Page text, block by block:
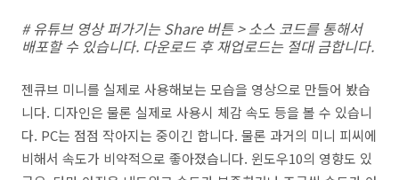
# 유튜브 영상 퍼가기는 Share 버튼 > 소스 코드를 통해서
배포할 수 있습니다. 다운로드 후 재업로드는 절대 금합니다.
젠큐브 미니를 실제로 사용해보는 모습을 영상으로 만들어 봤습
니다. 디자인은 물론 실제로 사용시 체감 속도 등을 볼 수 있습니
다. PC는 점점 작아지는 중이긴 합니다. 물론 과거의 미니 피씨에
비해서 속도가 비약적으로 좋아졌습니다. 윈도우10의 영향도 있